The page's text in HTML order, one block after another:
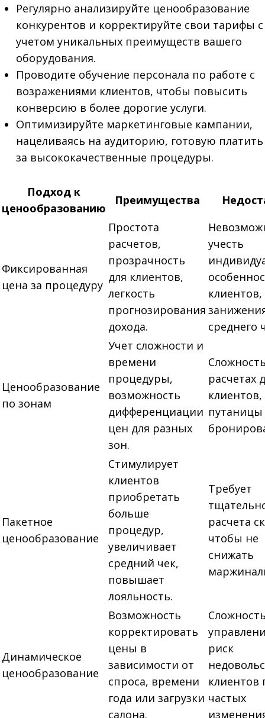
Регулярно анализируйте ценообразование
конкурентов и корректируйте свои тарифы с
учетом уникальных преимуществ вашего
оборудования.
Проводите обучение персонала по работе с
возражениями клиентов, чтобы повысить
конверсию в более дорогие услуги.
Оптимизируйте маркетинговые кампании,
нацеливаясь на аудиторию, готовую платить
за высококачественные процедуры.
Подход к
ценообразованию
Преимущества
Фиксированная
цена за процедуру
Простота
расчетов,
прозрачность
для клиентов,
легкость
прогнозирования
дохода.
учесть
среднего
Ценообразование
по зонам
Учет сложности и
времени
процедуры,
возможность
дифференциации
цен для разных
зон.
расчетах
Пакетное
ценообразование
Стимулирует
клиентов
приобретать
больше
процедур,
увеличивает
средний чек,
повышает
лояльность.
Требует
расчета
чтобы не
снижать
Динамическое
ценообразование
Возможность
корректировать
цены в
зависимости от
спроса, времени
года или загрузки
салона.
риск
клиентов
частых